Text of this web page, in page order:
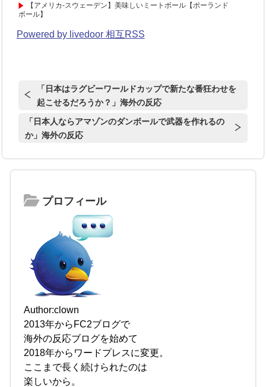
【アメリカ-スウェーデン】美味しいミートボール【ポーランド
ボール】
Powered by livedoor 相互RSS
「日本はラグビーワールドカップで新たな番狂わせを
起こせるだろうか？」海外の反応
「日本人ならアマゾンのダンボールで武器を作れるの
か」海外の反応
プロフィール
Author:clown
2013年からFC2ブログで
海外の反応ブログを始めて
2018年からワードプレスに変更。
ここまで長く続けられたのは
楽しいから。